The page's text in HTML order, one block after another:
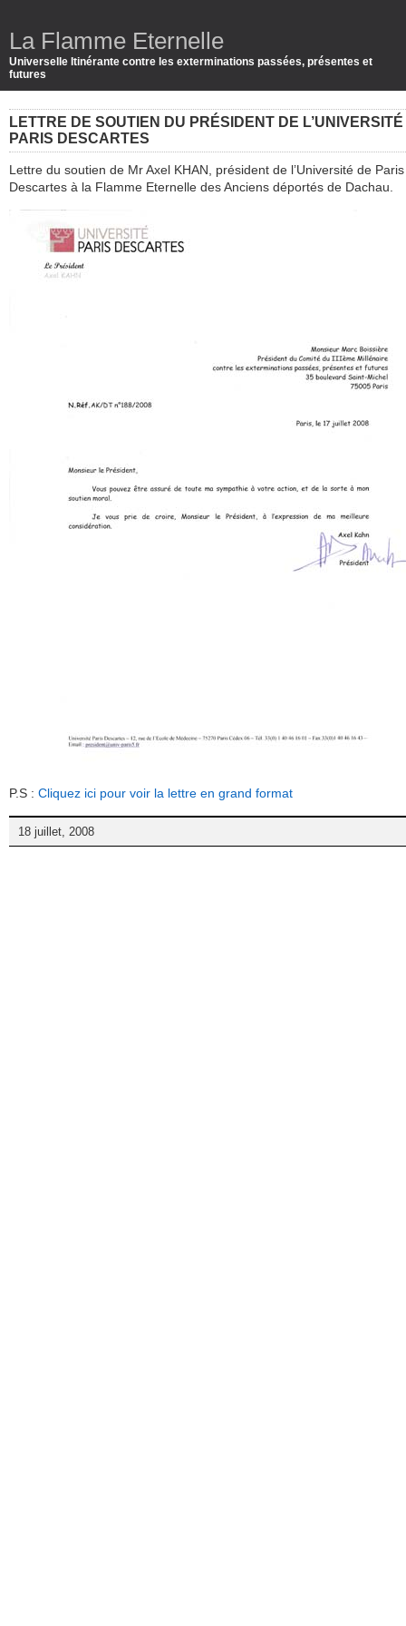
La Flamme Eternelle
Universelle Itinérante contre les exterminations passées, présentes et
futures
LETTRE DE SOUTIEN DU PRÉSIDENT DE
PARIS DESCARTES
Lettre du soutien de Mr Axel KHAN, président de l’Université de Paris
Descartes à la Flamme Eternelle des Anciens déportés de Dachau.
P.S : Cliquez ici pour voir la lettre en grand format
18 juillet, 2008